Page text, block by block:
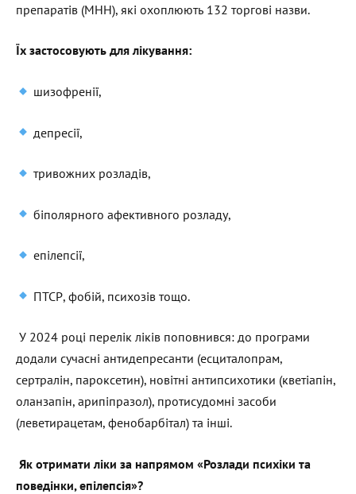
препаратів (МНН), які охоплюють 132 торгові назви.
Їх застосовують для лікування:
шизофренії,
депресії,
тривожних розладів,
біполярного афективного розладу,
епілепсії,
ПТСР, фобій, психозів тощо.
У 2024 році перелік ліків поповнився: до програми
додали сучасні антидепресанти (есциталопрам,
сертралін, пароксетин), новітні антипсихотики (кветіапін,
оланзапін, арипіпразол), протисудомні засоби
(леветирацетам, фенобарбітал) та інші.
Як отримати ліки за напрямом «Розлади психіки та
поведінки, епілепсія»?